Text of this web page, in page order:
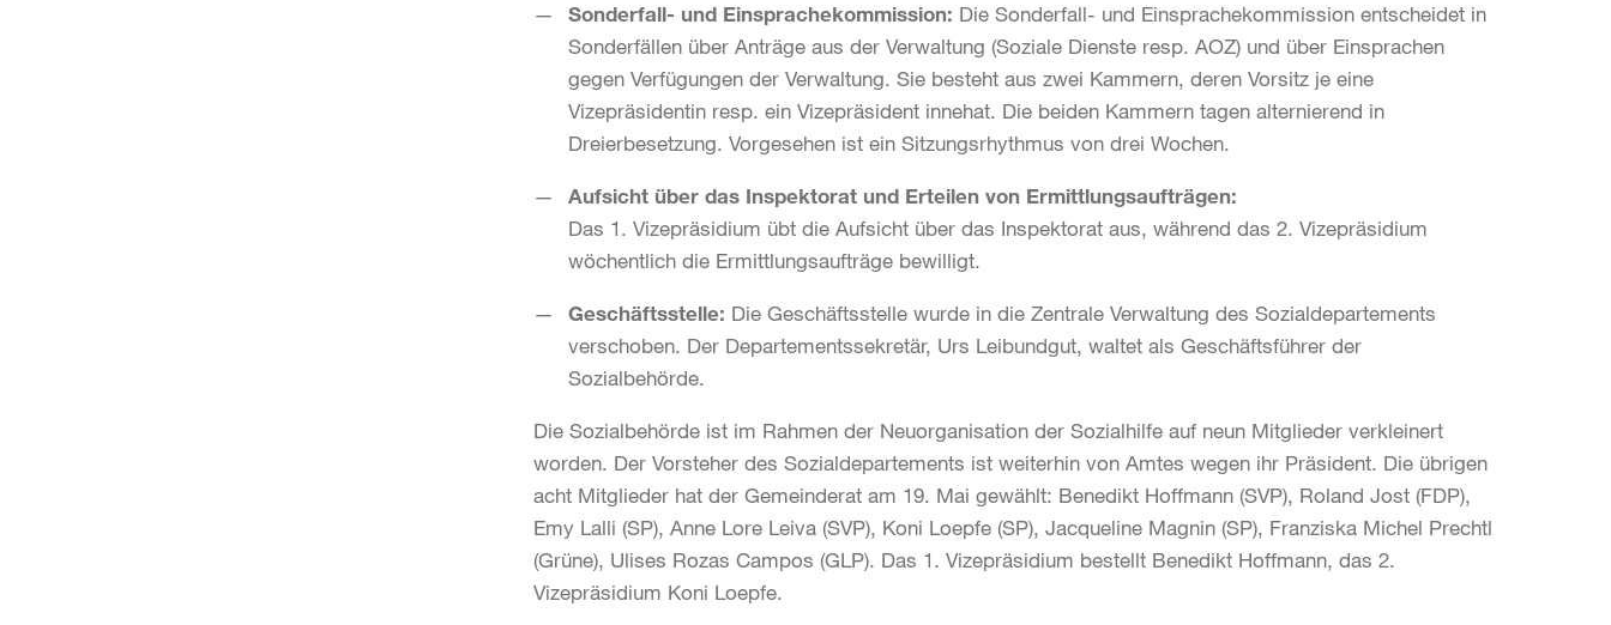
Sonderfall- und Einsprachekommission: Die Sonderfall- und Einsprachekommission entscheidet in
Sonderfällen über Anträge aus der Verwaltung (Soziale Dienste resp. AOZ) und über Einsprachen
gegen Verfügungen der Verwaltung. Sie besteht aus zwei Kammern, deren Vorsitz je eine
Vizepräsidentin resp. ein Vizepräsident innehat. Die beiden Kammern tagen alternierend in
Dreierbesetzung. Vorgesehen ist ein Sitzungsrhythmus von drei Wochen.
Aufsicht über das Inspektorat und Erteilen von Ermittlungsaufträgen:
Das 1. Vizepräsidium übt die Aufsicht über das Inspektorat aus, während das 2. Vizepräsidium
wöchentlich die Ermittlungsaufträge bewilligt.
Geschäftsstelle: Die Geschäftsstelle wurde in die Zentrale Verwaltung des Sozialdepartements
verschoben. Der Departementssekretär, Urs Leibundgut, waltet als Geschäftsführer der
Sozialbehörde.
Die Sozialbehörde ist im Rahmen der Neuorganisation der Sozialhilfe auf neun Mitglieder verkleinert
worden. Der Vorsteher des Sozialdepartements ist weiterhin von Amtes wegen ihr Präsident. Die übrigen
acht Mitglieder hat der Gemeinderat am 19. Mai gewählt: Benedikt Hoffmann (SVP), Roland Jost (FDP),
Emy Lalli (SP), Anne Lore Leiva (SVP), Koni Loepfe (SP), Jacqueline Magnin (SP), Franziska Michel Prechtl
(Grüne), Ulises Rozas Campos (GLP). Das 1. Vizepräsidium bestellt Benedikt Hoffmann, das 2.
Vizepräsidium Koni Loepfe.